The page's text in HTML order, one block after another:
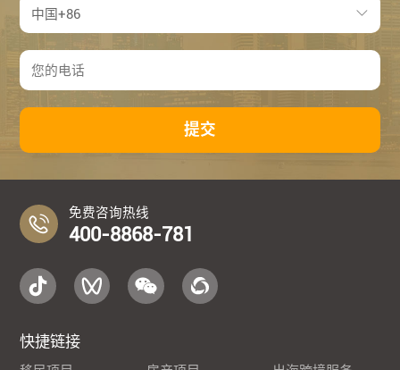
提交
免费咨询热线
400-8868-781
快捷链接